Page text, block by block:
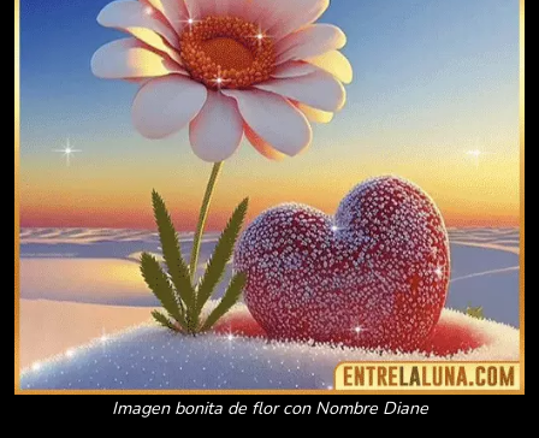
Imagen bonita de flor con Nombre Diane